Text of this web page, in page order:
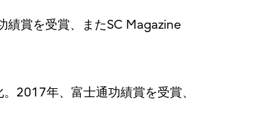
績賞を受賞、またSC Magazine
2017年、富士通功績賞を受賞、